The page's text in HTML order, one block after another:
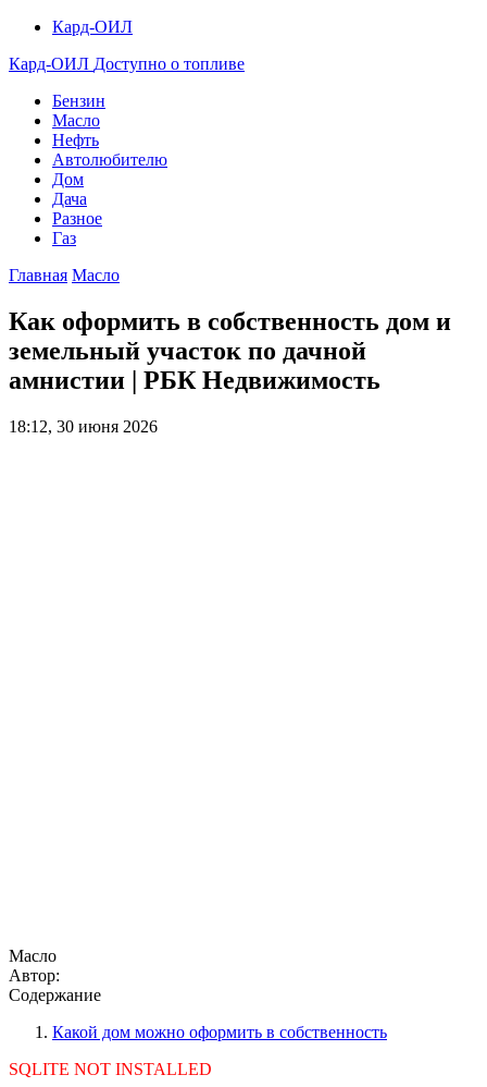
Кард-ОИЛ
Кард-ОИЛ Доступно о топливе
Бензин
Масло
Нефть
Автолюбителю
Дом
Дача
Разное
Газ
Главная Масло
Как оформить в собственность дом и
земельный участок по дачной
амнистии | РБК Недвижимость
18:12, 30 июня 2026
Масло
Автор:
Содержание
Какой дом можно оформить в собственность
SQLITE NOT INSTALLED